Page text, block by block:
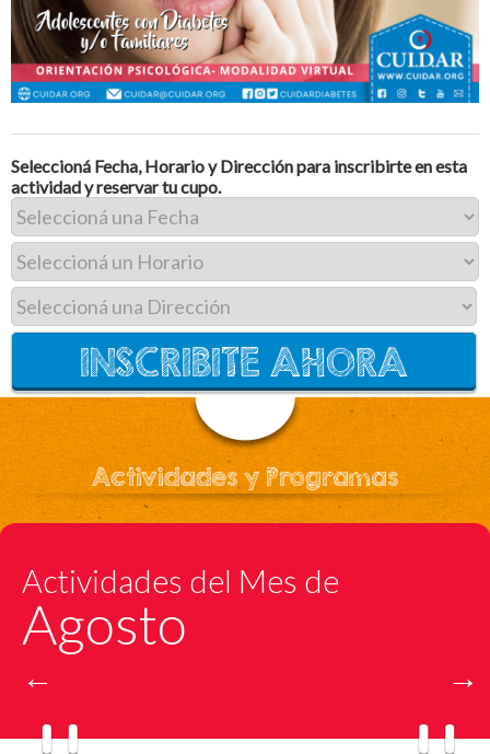
Seleccioná Fecha, Horario y Dirección para inscribirte en esta
actividad y reservar tu cupo.
Actividades y Programas